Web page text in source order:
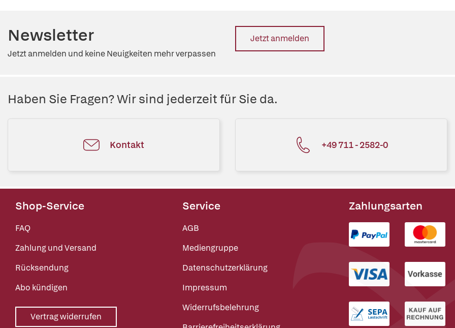
Newsletter
Jetzt anmelden und keine Neuigkeiten mehr verpassen
Jetzt anmelden
Haben Sie Fragen? Wir sind jederzeit für Sie da.
Kontakt +49 711 - 2582-0
Shop-Service
FAQ
Zahlung und Versand
Rücksendung
Abo kündigen
Vertrag widerrufen
Service
AGB
Mediengruppe
Datenschutzerklärung
Impressum
Widerrufsbelehrung
Zahlungsarten